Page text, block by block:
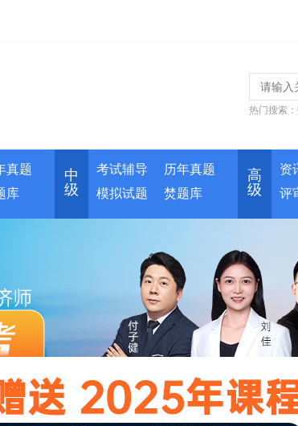
热门搜索：
真题
库
中
级
考试辅导
历年真题
模拟试题
焚题库
高
级
资
评